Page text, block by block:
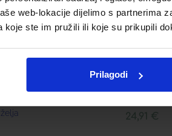
web-lokacije dijelimo s partnerima
koje ste im pružili ili koje su prikupili
Prilagodi
KUPELJ
APIVITA AQUA
HIDRATANTNI
PODRUČJE OKO
24,91 €